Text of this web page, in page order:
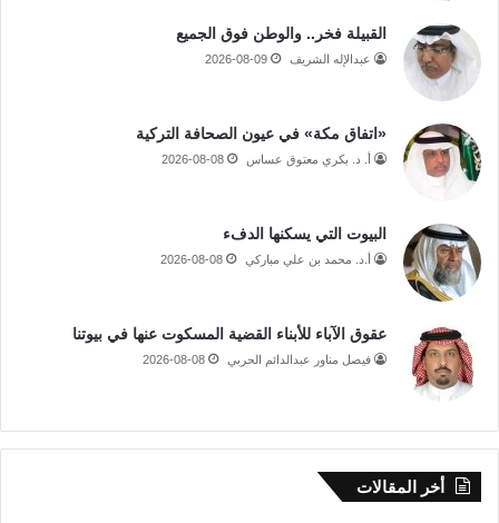
القبيلة فخر.. والوطن فوق الجميع
عبدالإله الشريف 2026-08-09
«اتفاق مكة» في عيون الصحافة التركية
أ. د. بكري معتوق عساس 2026-08-08
البيوت التي يسكنها الدفء
أ.د. محمد بن علي مباركي 2026-08-08
عقوق الآباء للأبناء القضية المسكوت عنها في بيوتنا
فيصل مناور عبدالدائم الحربي 2026-08-08
أخر المقالات